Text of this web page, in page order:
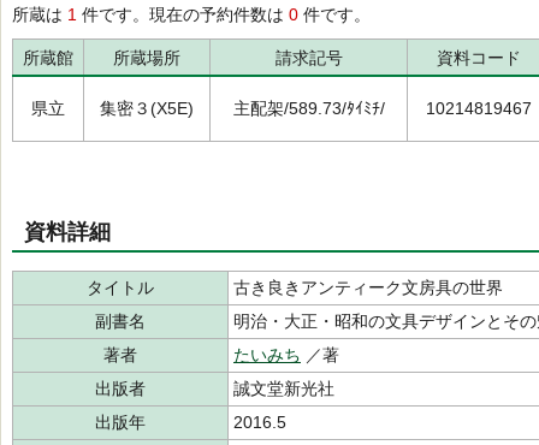
所蔵は 1 件です。現在の予約件数は 0 件です。
所蔵館 所蔵場所 請求記号 資料コード
県立 集密３(X5E) 主配架/589.73/ﾀｲﾐﾁ/ 10214819467
資料詳細
タイトル
古き良きアンティーク文房具の世界
副書名
明治・大正・昭和の文具デザインとそ
著者
たいみち ／著
出版者
誠文堂新光社
出版年
2016.5